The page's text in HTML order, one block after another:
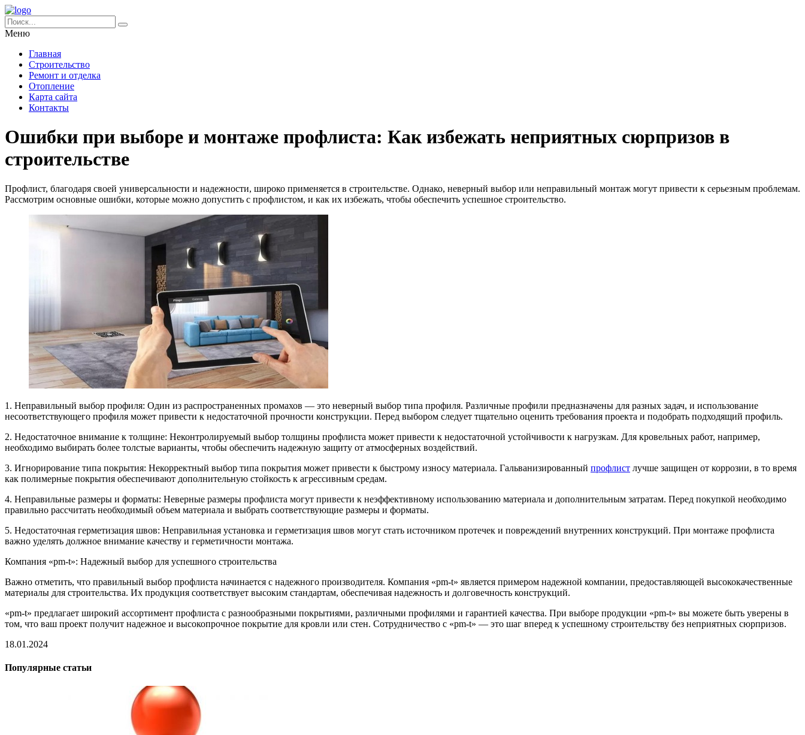
Меню
Главная
Строительство
Ремонт и отделка
Отопление
Карта сайта
Контакты
Ошибки при выборе и монтаже профлиста: Как избежать неприятных сюрпризов в
строительстве
Профлист, благодаря своей универсальности и надежности, широко применяется в строительстве. Однако, неверный выбор или неправильный монтаж могут привести к серьезным проблемам.
Рассмотрим основные ошибки, которые можно допустить с профлистом, и как их избежать, чтобы обеспечить успешное строительство.
1. Неправильный выбор профиля: Один из распространенных промахов — это неверный выбор типа профиля. Различные профили предназначены для разных задач, и использование
несоответствующего профиля может привести к недостаточной прочности конструкции. Перед выбором следует тщательно оценить требования проекта и подобрать подходящий профиль.
2. Недостаточное внимание к толщине: Неконтролируемый выбор толщины профлиста может привести к недостаточной устойчивости к нагрузкам. Для кровельных работ, например,
необходимо выбирать более толстые варианты, чтобы обеспечить надежную защиту от атмосферных воздействий.
3. Игнорирование типа покрытия: Некорректный выбор типа покрытия может привести к быстрому износу материала. Гальванизированный профлист лучше защищен от коррозии, в то время
как полимерные покрытия обеспечивают дополнительную стойкость к агрессивным средам.
4. Неправильные размеры и форматы: Неверные размеры профлиста могут привести к неэффективному использованию материала и дополнительным затратам. Перед покупкой необходимо
правильно рассчитать необходимый объем материала и выбрать соответствующие размеры и форматы.
5. Недостаточная герметизация швов: Неправильная установка и герметизация швов могут стать источником протечек и повреждений внутренних конструкций. При монтаже профлиста
важно уделять должное внимание качеству и герметичности монтажа.
Компания «pm-t»: Надежный выбор для успешного строительства
Важно отметить, что правильный выбор профлиста начинается с надежного производителя. Компания «pm-t» является примером надежной компании, предоставляющей высококачественные
материалы для строительства. Их продукция соответствует высоким стандартам, обеспечивая надежность и долговечность конструкций.
«pm-t» предлагает широкий ассортимент профлиста с разнообразными покрытиями, различными профилями и гарантией качества. При выборе продукции «pm-t» вы можете быть уверены в
том, что ваш проект получит надежное и высокопрочное покрытие для кровли или стен. Сотрудничество с «pm-t» — это шаг вперед к успешному строительству без неприятных сюрпризов.
18.01.2024
Популярные статьи